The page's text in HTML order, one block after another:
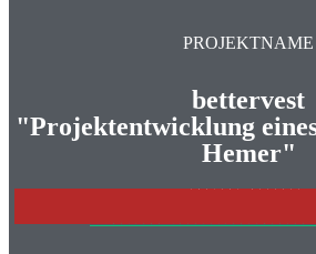
PROJEKTNAME
bettervest
"Projektentwicklung
Hemer"